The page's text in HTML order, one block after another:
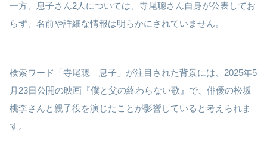
一方、息子さん2人については、寺尾聰さん自身が公表してお
らず、名前や詳細な情報は明らかにされていません。
検索ワード「寺尾聰 息子」が注目された背景には、2025年5
月23日公開の映画『僕と父の終わらない歌』で、俳優の松坂
桃李さんと親子役を演じたことが影響していると考えられま
す。